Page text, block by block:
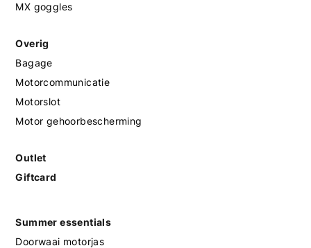
MX goggles
Overig
Bagage
Motorcommunicatie
Motorslot
Motor gehoorbescherming
Outlet
Giftcard
Summer essentials
Doorwaai motorjas